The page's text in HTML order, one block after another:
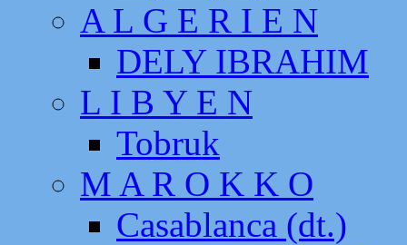
A L G E R I E N
DELY IBRAHIM
L I B Y E N
Tobruk
M A R O K K O
Casablanca (dt.)